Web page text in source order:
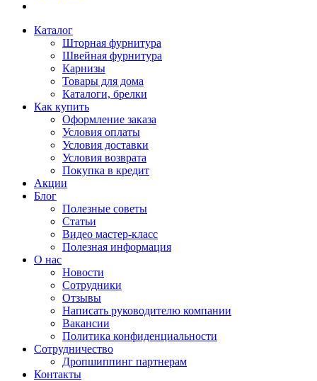
Каталог
Шторная фурнитура
Швейная фурнитура
Карнизы
Товары для дома
Каталоги, брелки
Как купить
Оформление заказа
Условия оплаты
Условия доставки
Условия возврата
Покупка в кредит
Акции
Блог
Полезные советы
Статьи
Видео мастер-класс
Полезная информация
О нас
Новости
Сотрудники
Отзывы
Написать руководителю компании
Вакансии
Политика конфиденциальности
Сотрудничество
Дропшиппинг партнерам
Контакты